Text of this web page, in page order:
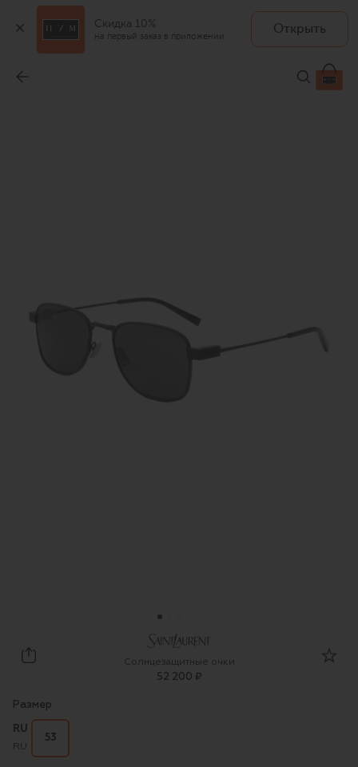
Скидка 10%
на первый заказ в приложении
Открыть
52 200 ₽
Saint Laurent
Солнцезащитные очки
52 200 ₽
Размер
RU
RU
53